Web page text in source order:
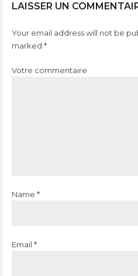
LAISSER UN
Your email address will not be
marked *
Votre commentaire
Name *
Email *